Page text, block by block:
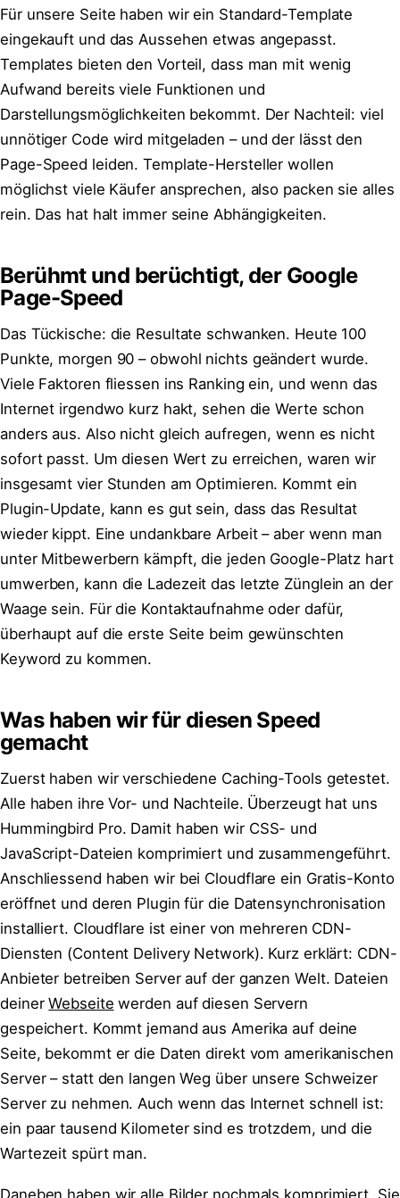
Für unsere Seite haben wir ein Standard-Template
eingekauft und das Aussehen etwas angepasst.
Templates bieten den Vorteil, dass man mit wenig
Aufwand bereits viele Funktionen und
Darstellungsmöglichkeiten bekommt. Der Nachteil: viel
unnötiger Code wird mitgeladen – und der lässt den
Page-Speed leiden. Template-Hersteller wollen
möglichst viele Käufer ansprechen, also packen sie alles
rein. Das hat halt immer seine Abhängigkeiten.
Berühmt und berüchtigt, der Google
Page-Speed
Das Tückische: die Resultate schwanken. Heute 100
Punkte, morgen 90 – obwohl nichts geändert wurde.
Viele Faktoren fliessen ins Ranking ein, und wenn das
Internet irgendwo kurz hakt, sehen die Werte schon
anders aus. Also nicht gleich aufregen, wenn es nicht
sofort passt. Um diesen Wert zu erreichen, waren wir
insgesamt vier Stunden am Optimieren. Kommt ein
Plugin-Update, kann es gut sein, dass das Resultat
wieder kippt. Eine undankbare Arbeit – aber wenn man
unter Mitbewerbern kämpft, die jeden Google-Platz hart
umwerben, kann die Ladezeit das letzte Zünglein an der
Waage sein. Für die Kontaktaufnahme oder dafür,
überhaupt auf die erste Seite beim gewünschten
Keyword zu kommen.
Was haben wir für diesen Speed
gemacht
Zuerst haben wir verschiedene Caching-Tools getestet.
Alle haben ihre Vor- und Nachteile. Überzeugt hat uns
Hummingbird Pro. Damit haben wir CSS- und
JavaScript-Dateien komprimiert und zusammengeführt.
Anschliessend haben wir bei Cloudflare ein Gratis-Konto
eröffnet und deren Plugin für die Datensynchronisation
installiert. Cloudflare ist einer von mehreren CDN-
Diensten (Content Delivery Network). Kurz erklärt: CDN-
Anbieter betreiben Server auf der ganzen Welt. Dateien
deinerWebseite werden auf diesen Servern
gespeichert. Kommt jemand aus Amerika auf deine
Seite, bekommt er die Daten direkt vom amerikanischen
Server – statt den langen Weg über unsere Schweizer
Server zu nehmen. Auch wenn das Internet schnell ist:
ein paar tausend Kilometer sind es trotzdem, und die
Wartezeit spürt man.